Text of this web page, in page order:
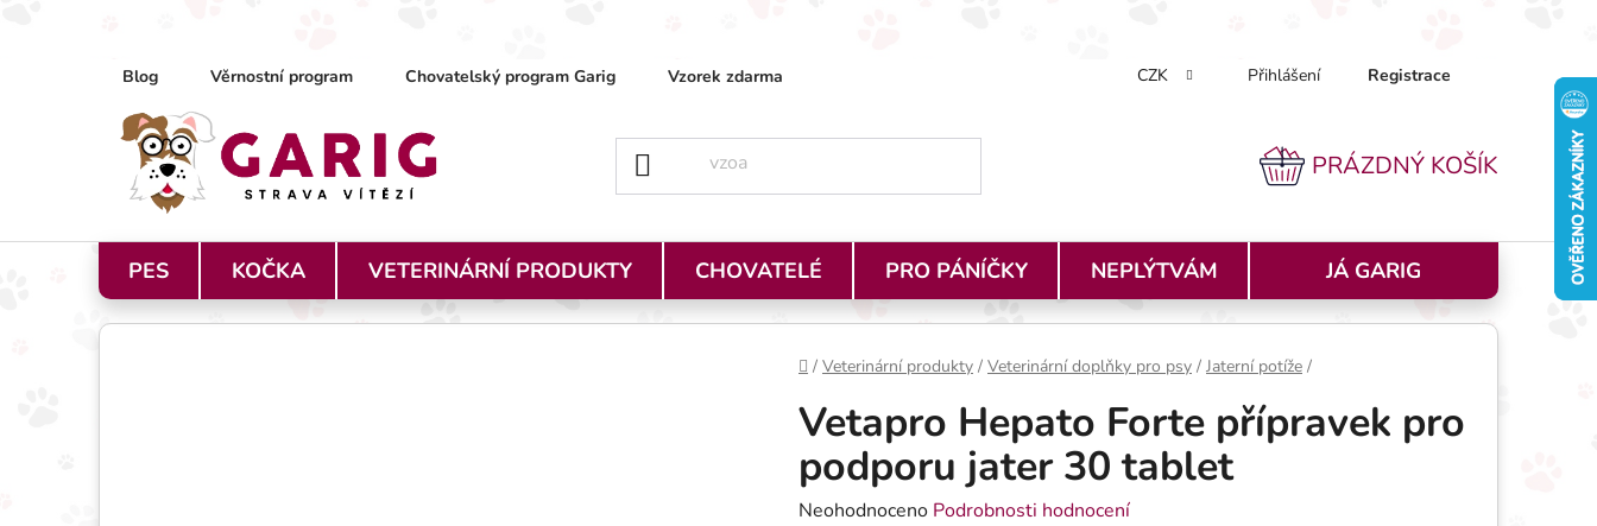
Přejít na obsahBlog Věrnostní program Chovatelský program Garig Vzorek zdarma Jak nakupovat Doprava a platba Podmínky ochrany
CZK Přihlášení Registrace
NÁKUPNÍ KOŠÍK
PRÁZDNÝ KOŠÍK
PES KOČKA VETERINÁRNÍ PRODUKTY CHOVATELÉ PRO PÁNÍČKY NEPLÝTVÁM JÁ GARIG
Domů
/ Veterinární produkty / Veterinární doplňky pro psy / Jaterní potíže /
Vetapro Hepato Forte přípravek pro
podporu jater 30 tablet
Průměrné hodnocení produktu je 0,0 z 5 hvězdiček.
Neohodnoceno Podrobnosti hodnocení